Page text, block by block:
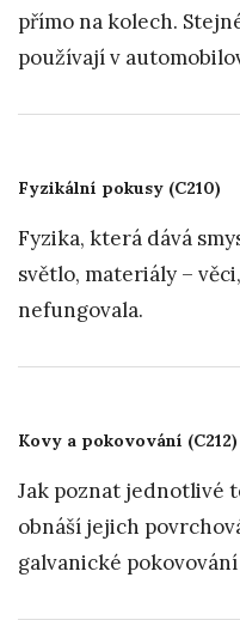
přímo na kolech.
používají v
Fyzikální pokusy (C210)
Fyzika, která dává
světlo, materiály –
nefungovala.
Kovy a pokovování (C212)
Jak poznat jednotlivé
obnáší jejich
galvanické